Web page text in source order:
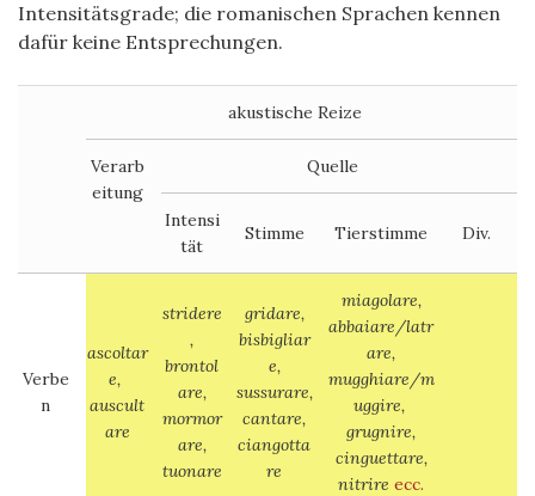
Intensitätsgrade; die romanischen Sprachen kennen
dafür keine Entsprechungen.
akustische Reize
Verarb
eitung
Quelle
Intensi
tät
Stimme Tierstimme Div.
Verbe
n
ascoltar
e,
auscult
are
stridere
,
brontol
are,
mormor
are,
tuonare
gridare,
bisbigliar
e,
sussurare,
cantare,
ciangotta
re
miagolare,
abbaiare/latr
are,
mugghiare/m
uggire,
grugnire,
cinguettare,
nitrire ecc.